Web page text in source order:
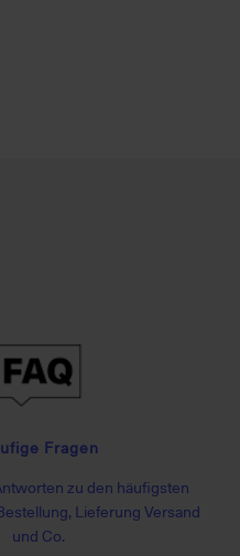
Fragen
zu den häufigsten
Lieferung Versand
und Co.